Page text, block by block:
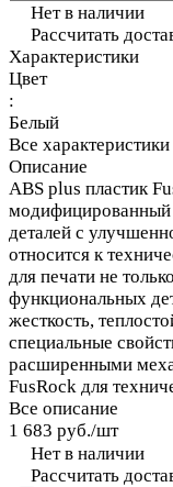
Нет в наличии
Рассчитать
Характеристики
Цвет
:
Белый
Все характеристики
Описание
ABS plus пластик
модифицированный
деталей с
относится к
для печати не
функциональных
жесткость,
специальные
расширенными
FusRock для
Все описание
1 683 руб./шт
Нет в наличии
Рассчитать